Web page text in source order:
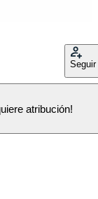
Seguir
atribución!